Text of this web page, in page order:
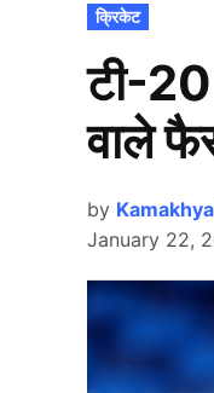
POSTED
IN
क्रिकेट
टी-20
वाले
by
January 22,